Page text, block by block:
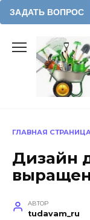
содержанию
ГЛАВНАЯ
Дизайн
АВТОР
tudavam_ru